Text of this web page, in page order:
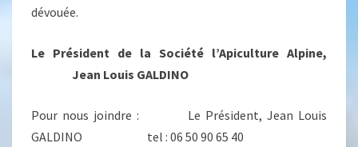
dévouée.
Le Président de la Société l’Apiculture Alpine,
Jean Louis GALDINO
Pour nous joindre : Le Président, Jean Louis
GALDINO tel : 06 50 90 65 40